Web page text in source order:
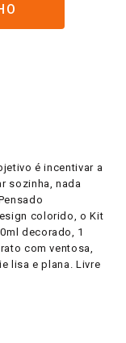
é incentivar a
sozinha, nada
colorido, o Kit
decorado, 1
com ventosa,
lisa e plana. Livre